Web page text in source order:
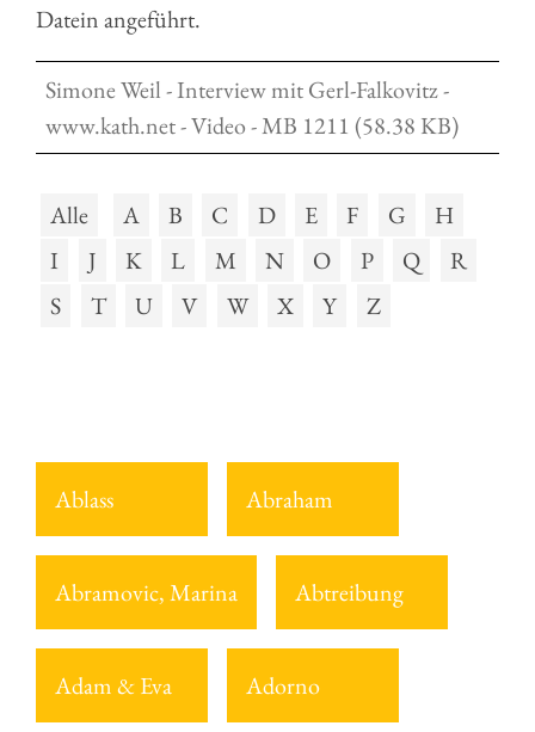
Datein angeführt.
Simone Weil - Interview mit Gerl-Falkovitz -
www.kath.net - Video - MB 1211 (58.38 KB)
Alle A B C D E F G
H
I
J K L M N O P Q
R
S
T U V W X Y Z
Ablass Abraham
Abramovic, Marina Abtreibung
Adam & Eva Adorno